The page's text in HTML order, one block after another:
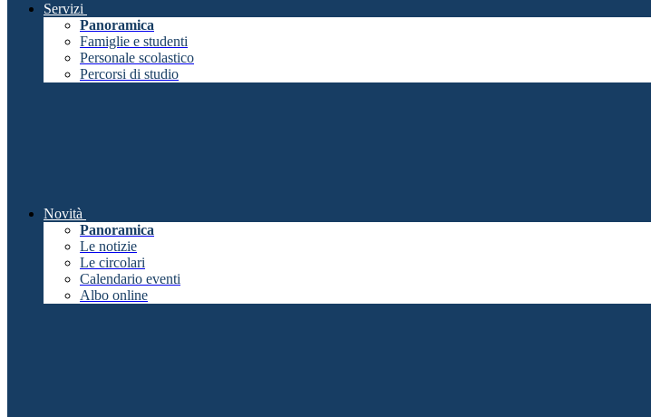
Servizi
Panoramica
Famiglie e studenti
Personale scolastico
Percorsi di studio
Novità
Panoramica
Le notizie
Le circolari
Calendario eventi
Albo online